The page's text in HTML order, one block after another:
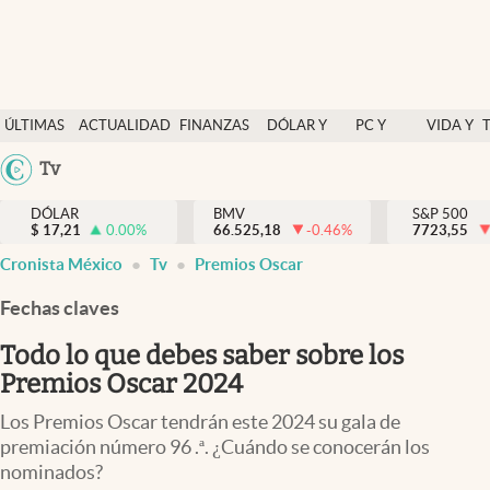
ÚLTIMAS
NOTICIAS
ACTUALIDAD
FINANZAS
DÓLAR Y
PC Y
VIDA Y
México
Tv
Actualidad
Finanzas y economía
Dólar y mercados
Pc y celular
Vida y estilo
Tv
DÓLAR
$ 17,21 0.00%
BMV
66.525,18
-0.46%
S&P 500
7723,55
Cronista México Tv Premios Oscar
Fechas claves
Todo lo que debes saber sobre los
Premios Oscar 2024
Los Premios Oscar tendrán este 2024 su gala de
premiación número 96 .ª. ¿Cuándo se conocerán los
nominados?